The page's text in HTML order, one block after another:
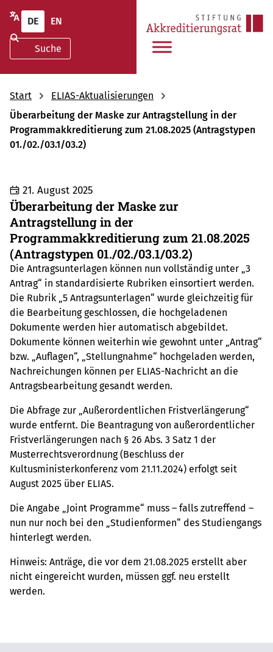
DE EN
Start
ELIAS-Aktualisierungen
Überarbeitung der Maske zur Antragstellung in der
Programmakkreditierung zum 21.08.2025 (Antragstypen
01./02./03.1/03.2)
21. August 2025
Überarbeitung der Maske zur
Antragstellung in der
Programmakkreditierung zum 21.08.2025
(Antragstypen 01./02./03.1/03.2)
Die Antragsunterlagen können nun vollständig unter „3
Antrag“ in standardisierte Rubriken einsortiert werden.
Die Rubrik „5 Antragsunterlagen“ wurde gleichzeitig für
die Bearbeitung geschlossen, die hochgeladenen
Dokumente werden hier automatisch abgebildet.
Dokumente können weiterhin wie gewohnt unter „Antrag“
bzw. „Auflagen“, „Stellungnahme“ hochgeladen werden,
Nachreichungen können per ELIAS-Nachricht an die
Antragsbearbeitung gesandt werden.
Die Abfrage zur „Außerordentlichen Fristverlängerung“
wurde entfernt. Die Beantragung von außerordentlicher
Fristverlängerungen nach § 26 Abs. 3 Satz 1 der
Musterrechtsverordnung (Beschluss der
Kultusministerkonferenz vom 21.11.2024) erfolgt seit
August 2025 über ELIAS.
Die Angabe „Joint Programme“ muss – falls zutreffend –
nun nur noch bei den „Studienformen“ des Studiengangs
hinterlegt werden.
Hinweis: Anträge, die vor dem 21.08.2025 erstellt aber
nicht eingereicht wurden, müssen ggf. neu erstellt
werden.